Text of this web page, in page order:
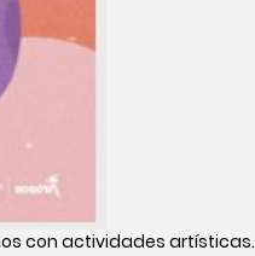
con actividades artísticas.